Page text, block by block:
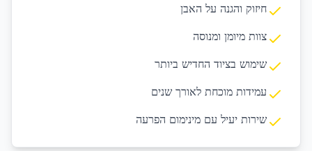
חיזוק והגנה על האבן
צוות מיומן ומנוסה
שימוש בציוד החדיש ביותר
עמידות מוכחת לאורך שנים
שירות יעיל עם מינימום הפרעה